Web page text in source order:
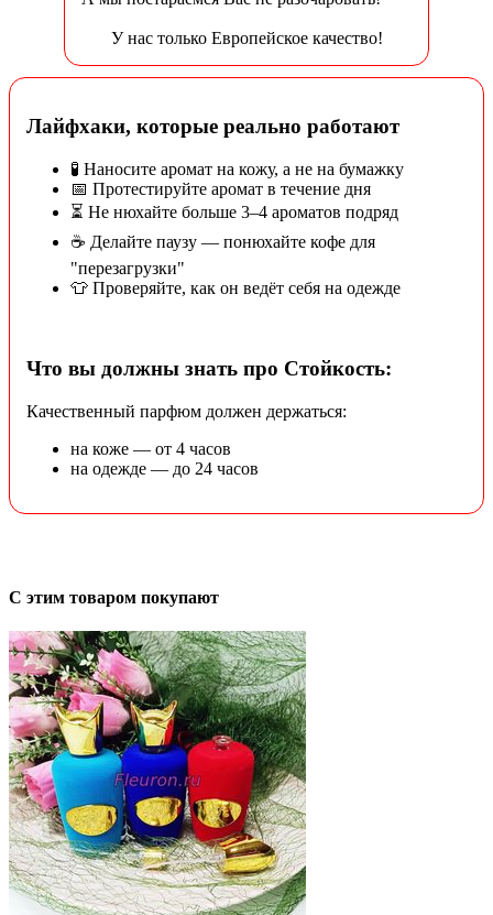
У нас только Европейское качество!
Лайфхаки, которые реально работают
🧪 Наносите аромат на кожу, а не на бумажку
📅 Протестируйте аромат в течение дня
⏳ Не нюхайте больше 3–4 ароматов подряд
☕ Делайте паузу — понюхайте кофе для
"перезагрузки"
👕 Проверяйте, как он ведёт себя на одежде
Что вы должны знать про Стойкость:
Качественный парфюм должен держаться:
на коже — от 4 часов
на одежде — до 24 часов
С этим товаром покупают